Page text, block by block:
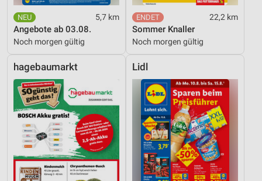
5,7 km
Angebote ab 03.08.
Noch morgen gültig
22,2 km
Sommer Knaller
Noch morgen gültig
hagebaumarkt Lidl